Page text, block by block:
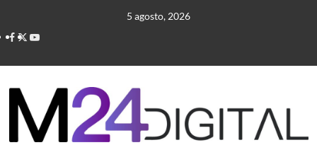
contenido
5 agosto, 2026